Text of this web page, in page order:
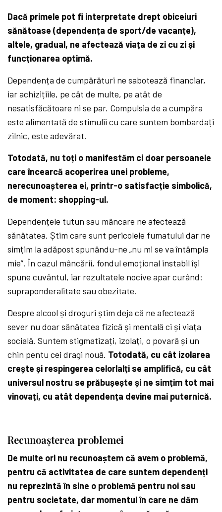
Dacă primele pot fi interpretate drept obiceiuri
sănătoase (dependența de sport/de vacanțe),
altele, gradual, ne afectează viața de zi cu zi și
funcționarea optimă.
Dependența de cumpărături ne sabotează financiar,
iar achizițiile, pe cât de multe, pe atât de
nesatisfăcătoare ni se par. Compulsia de a cumpăra
este alimentată de stimulii cu care suntem bombardați
zilnic, este adevărat.
Totodată, nu toți o manifestăm ci doar persoanele
care încearcă acoperirea unei probleme,
nerecunoașterea ei, printr-o satisfacție simbolică,
de moment: shopping-ul.
Dependențele tutun sau mâncare ne afectează
sănătatea. Știm care sunt pericolele fumatului dar ne
simțim la adăpost spunându-ne „nu mi se va întâmpla
mie”. În cazul mâncării, fondul emoțional instabil își
spune cuvântul, iar rezultatele nocive apar curând:
supraponderalitate sau obezitate.
Despre alcool și droguri știm deja că ne afectează
sever nu doar sănătatea fizică și mentală ci și viața
socială. Suntem stigmatizați, izolați, o povară și un
chin pentu cei dragi nouă. Totodată, cu cât izolarea
crește și respingerea celorlalți se amplifică, cu cât
universul nostru se prăbușește și ne simțim tot mai
vinovați, cu atât dependența devine mai puternică.
Recunoașterea problemei
De multe ori nu recunoaștem că avem o problemă,
pentru că activitatea de care suntem dependenți
nu reprezintă în sine o problemă pentru noi sau
pentru societate, dar momentul în care ne dăm